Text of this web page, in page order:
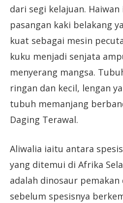
dari segi kelajuan.
pasangan kaki belakang
kuat sebagai mesin
kuku menjadi senjata
menyerang mangsa.
ringan dan kecil, lengan
tubuh memanjang
Daging Terawal.
Aliwalia iaitu antara
yang ditemui di Afrika
adalah dinosaur
sebelum spesisnya